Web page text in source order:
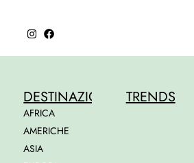
DESTINAZIONI
AFRICA
AMERICHE
ASIA
TRENDS